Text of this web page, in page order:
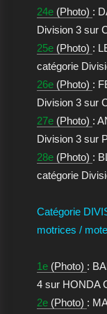
24e(Photo) :
Division 3 sur
25e(Photo) :
catégorie
26e(Photo) :
Division 3 sur
27e(Photo) :
Division 3 sur
28e(Photo) :
catégorie
Catégorie
motrices /
1e(Photo) :
4 sur HONDA
2e(Photo) :